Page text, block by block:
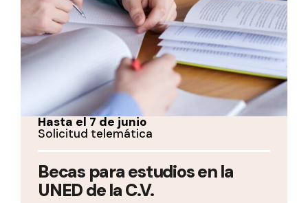
Hasta el 7 de junio
Solicitud telemática
Becas para estudios en la
UNED de la C.V.